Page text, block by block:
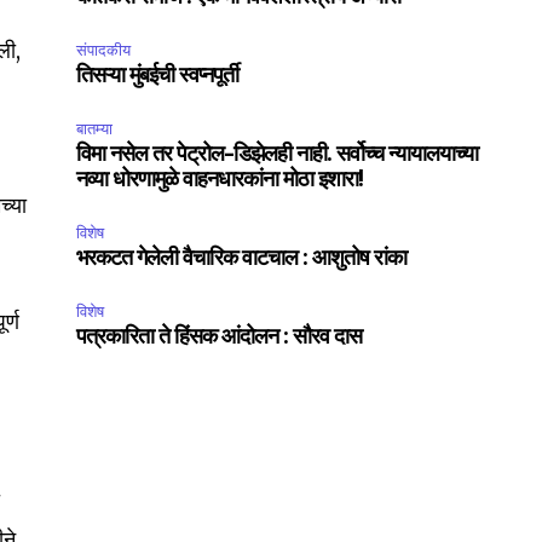
संपादकीय
तिसऱ्या मुंबईची स्वप्नपूर्ती
बातम्या
विमा नसेल तर पेट्रोल-डिझेलही नाही. सर्वोच्च न्यायालयाच्या
नव्या धोरणामुळे वाहनधारकांना मोठा इशारा!
विशेष
भरकटत गेलेली वैचारिक वाटचाल : आशुतोष रांका
विशेष
पत्रकारिता ते हिंसक आंदोलन : सौरव दास